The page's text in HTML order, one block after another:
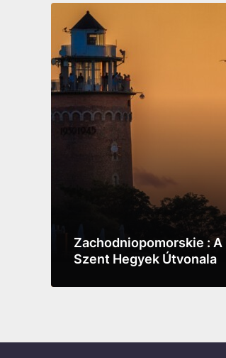
Zachodniopomorskie : A
Szent Hegyek Útvonala
See more